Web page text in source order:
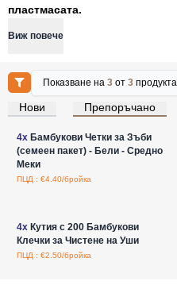
пластмасата.
Виж повече
Показване на3 от3 продукта
Нови Препоръчано
Влезте за цени на едро
4xБамбукови Четки за Зъби
(семеен пакет) - Бели - Средно
Меки
ПЦД : €4.40/бройка
4xКутия с 200 Бамбукови
Клечки за Чистене на Уши
ПЦД : €2.50/бройка